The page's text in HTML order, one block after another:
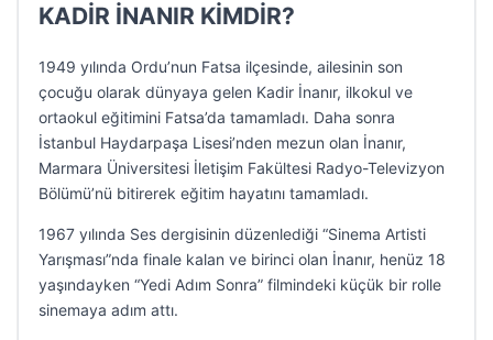
KADİR İNANIR KİMDİR?
1949 yılında Ordu’nun Fatsa ilçesinde, ailesinin son
çocuğu olarak dünyaya gelen Kadir İnanır, ilkokul ve
ortaokul eğitimini Fatsa’da tamamladı. Daha sonra
İstanbul Haydarpaşa Lisesi’nden mezun olan İnanır,
Marmara Üniversitesi İletişim Fakültesi Radyo-Televizyon
Bölümü’nü bitirerek eğitim hayatını tamamladı.
1967 yılında Ses dergisinin düzenlediği “Sinema Artisti
Yarışması”nda finale kalan ve birinci olan İnanır, henüz 18
yaşındayken “Yedi Adım Sonra” filmindeki küçük bir rolle
sinemaya adım attı.